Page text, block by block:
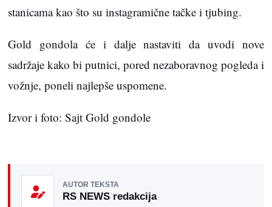
stanicama kao što su instagramične tačke i tjubing.
Gold gondola će i dalje nastaviti da uvodi nove
sadržaje kako bi putnici, pored nezaboravnog pogleda i
vožnje, poneli najlepše uspomene.
Izvor i foto: Sajt Gold gondole
AUTOR TEKSTA
RS NEWS redakcija